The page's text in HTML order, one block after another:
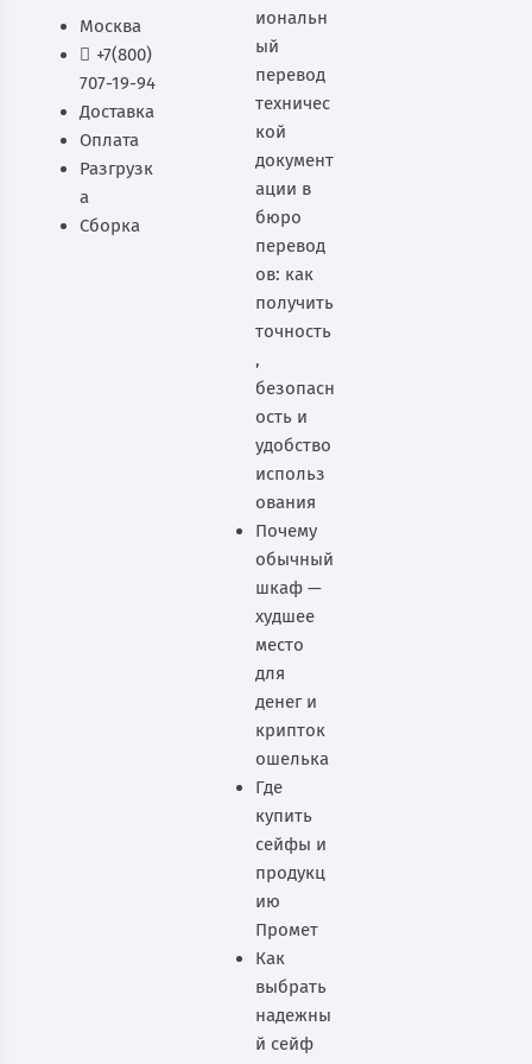
Москва
+7(800)
707-19-94
Доставка
Оплата
Разгрузк
а
Сборка
иональн
ый
перевод
техничес
кой
документ
ации в
бюро
перевод
ов: как
получить
точность
,
безопасн
ость и
удобство
использ
ования
Почему
обычный
шкаф —
худшее
место
для
денег и
крипток
ошелька
Где
купить
сейфы и
продукц
ию
Промет
Как
выбрать
надежны
й сейф